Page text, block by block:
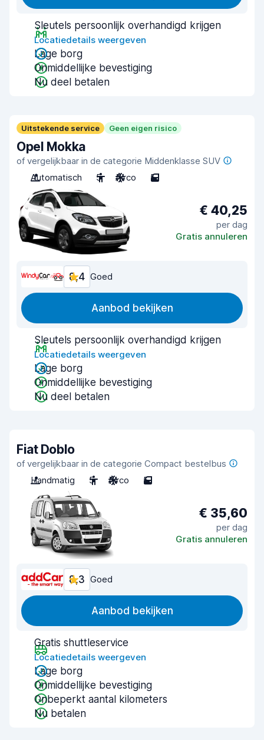
Sleutels persoonlijk overhandigd krijgen
Locatiedetails weergeven
Lage borg
Onmiddellijke bevestiging
Nu deel betalen
Uitstekende service Geen eigen risico
Opel Mokka
of vergelijkbaar in de categorie Middenklasse SUV
Automatisch
5 Airco 5
€ 40,25
per dag
Gratis annuleren
8,4 Goed
Aanbod bekijken
Sleutels persoonlijk overhandigd krijgen
Locatiedetails weergeven
Lage borg
Onmiddellijke bevestiging
Nu deel betalen
Fiat Doblo
of vergelijkbaar in de categorie Compact bestelbus
Handmatig
5 Airco 5
€ 35,60
per dag
Gratis annuleren
8,3 Goed
Aanbod bekijken
Gratis shuttleservice
Locatiedetails weergeven
Lage borg
Onmiddellijke bevestiging
Onbeperkt aantal kilometers
Nu betalen